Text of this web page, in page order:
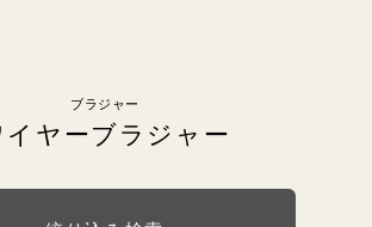
CLOSE
ブラジャー
イヤーブラジャー